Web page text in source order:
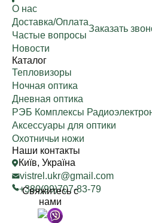
О нас
Доставка/Оплата
Частые вопросы
Новости
Заказать
Каталог
Тепловизоры
Ночная оптика
Дневная оптика
РЭБ Комплексы
Аксессуары для оптики
Охотничьи ножи
Наши контакты
Київ, Україна
vistrel.ukr@gmail.com
+380(99)707-83-79
Свяжитесь с
нами